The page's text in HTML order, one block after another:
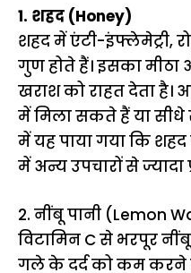
1. शहद (Honey)
शहद में एंटी-इंफ्लेमेट्री,
गुण होते हैं। इसका
खराश को राहत देता है।
में मिला सकते हैं या
में यह पाया गया कि
में अन्य उपचारों से ज्यादा
2. नींबू पानी (Lemon
विटामिन C से भरपूर
गले के दर्द को कम करने